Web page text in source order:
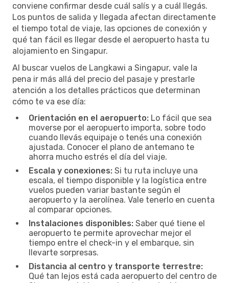
conviene confirmar desde cuál salís y a cuál llegás.
Los puntos de salida y llegada afectan directamente
el tiempo total de viaje, las opciones de conexión y
qué tan fácil es llegar desde el aeropuerto hasta tu
alojamiento en Singapur.
Al buscar vuelos de Langkawi a Singapur, vale la
pena ir más allá del precio del pasaje y prestarle
atención a los detalles prácticos que determinan
cómo te va ese día:
Orientación en el aeropuerto: Lo fácil que sea
moverse por el aeropuerto importa, sobre todo
cuando llevás equipaje o tenés una conexión
ajustada. Conocer el plano de antemano te
ahorra mucho estrés el día del viaje.
Escala y conexiones: Si tu ruta incluye una
escala, el tiempo disponible y la logística entre
vuelos pueden variar bastante según el
aeropuerto y la aerolínea. Vale tenerlo en cuenta
al comparar opciones.
Instalaciones disponibles: Saber qué tiene el
aeropuerto te permite aprovechar mejor el
tiempo entre el check-in y el embarque, sin
llevarte sorpresas.
Distancia al centro y transporte terrestre:
Qué tan lejos está cada aeropuerto del centro de